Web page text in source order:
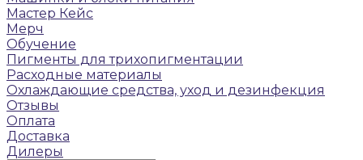
Мастер Кейс
Мерч
Обучение
Пигменты для трихопигментации
Расходные материалы
Охлаждающие средства, уход и дезинфекция
Отзывы
Оплата
Доставка
Дилеры